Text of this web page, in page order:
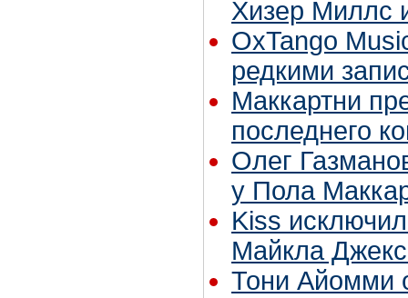
Хизер Миллс
OxTango
редкими
Маккартни
последнего
Олег
у Пола
Kiss
Майкла
Тони Айомми